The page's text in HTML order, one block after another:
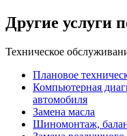
Другие услуги
Техническое
Плановое
Компьютерная
автомобиля
Замена масла
Шиномонтаж,